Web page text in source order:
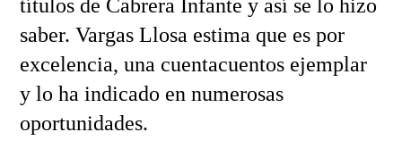
títulos de Cabrera Infante y así se lo hizo
saber. Vargas Llosa estima que es por
excelencia, una cuentacuentos ejemplar
y lo ha indicado en numerosas
oportunidades.